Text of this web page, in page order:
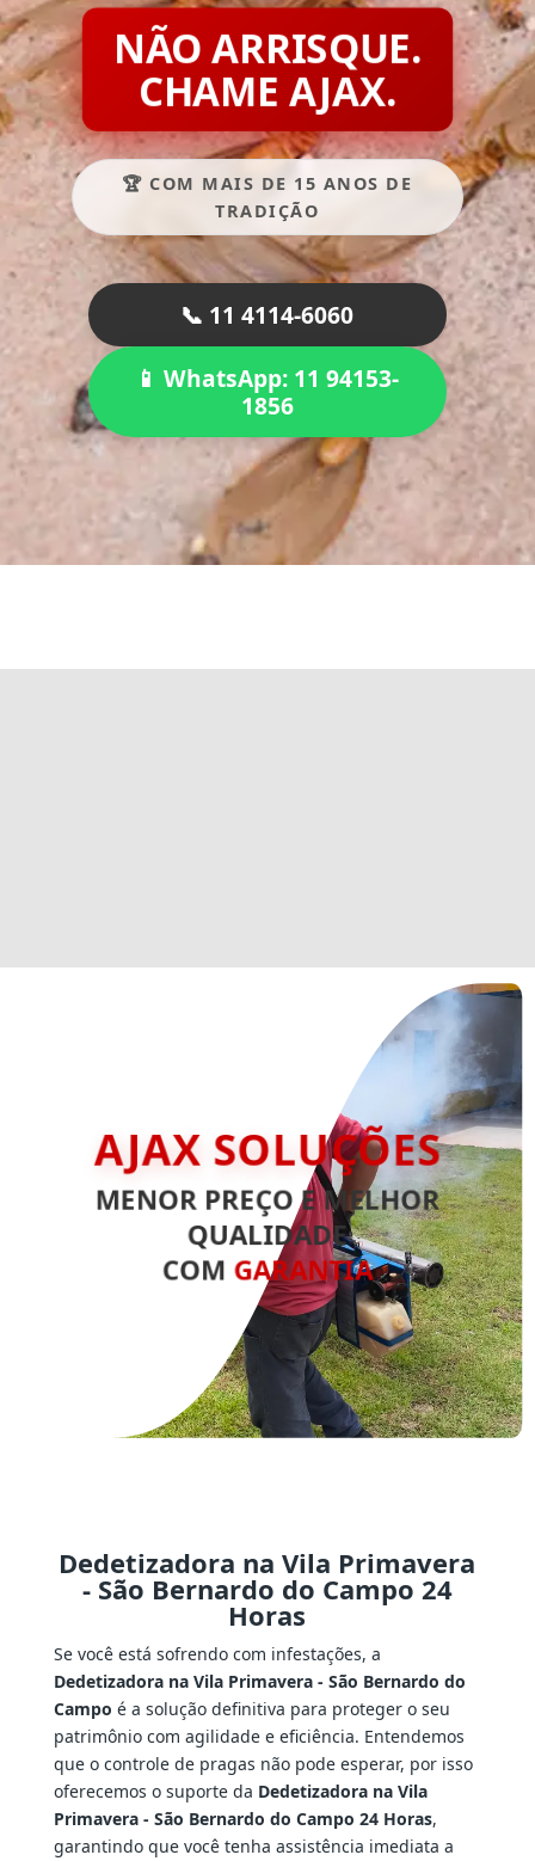
NÃO ARRISQUE.
CHAME AJAX.
🏆 COM MAIS DE 15 ANOS DE
TRADIÇÃO
📞 11 4114-6060
📱 WhatsApp: 11 94153-
1856
AJAX SOLUÇÕES
MENOR PREÇO E MELHOR
QUALIDADE
COM GARANTIA
Dedetizadora na Vila Primavera
- São Bernardo do Campo 24
Horas
Se você está sofrendo com infestações, a
Dedetizadora na Vila Primavera - São Bernardo do
Campo é a solução definitiva para proteger o seu
patrimônio com agilidade e eficiência. Entendemos
que o controle de pragas não pode esperar, por isso
oferecemos o suporte da Dedetizadora na Vila
Primavera - São Bernardo do Campo 24 Horas,
garantindo que você tenha assistência imediata a